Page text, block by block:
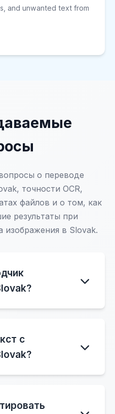
and unwanted text from
о переводе
точности OCR,
файлов и о том, как
результаты при
изображения в Slovak.
технологии
конвертирует его в
на Slovak.
с
текст с